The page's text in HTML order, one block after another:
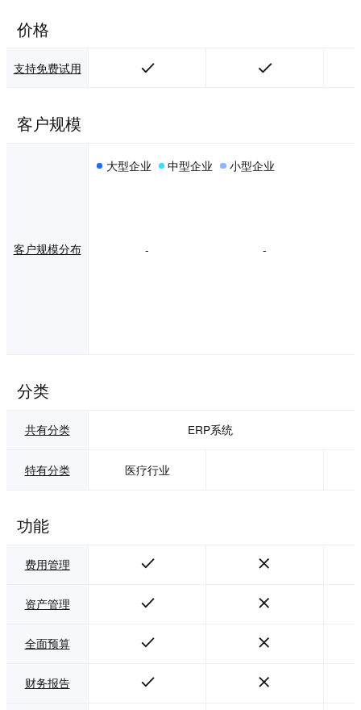
款云服务产品获得
字化平台）、金蝶
云·星辰（小微企业
台）、车商悦（汽
价格
支持免费试用
客户规模
客户规模分布
大型企业 中型企业 小型企业
- -
分类
共有分类 ERP系统
特有分类 医疗行业
功能
费用管理
资产管理
全面预算
财务报告